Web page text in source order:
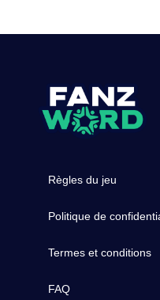
Règles du jeu
Politique de
Termes et conditions
FAQ